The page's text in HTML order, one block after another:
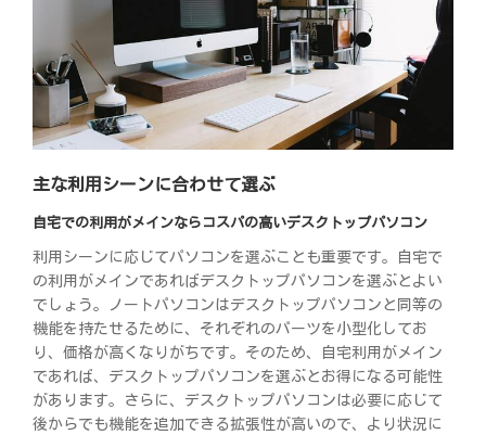
主な利用シーンに合わせて選ぶ
自宅での利用がメインならコスパの高いデスクトップパソコン
利用シーンに応じてパソコンを選ぶことも重要です。自宅で
の利用がメインであればデスクトップパソコンを選ぶとよい
でしょう。ノートパソコンはデスクトップパソコンと同等の
機能を持たせるために、それぞれのパーツを小型化してお
り、価格が高くなりがちです。そのため、自宅利用がメイン
であれば、デスクトップパソコンを選ぶとお得になる可能性
があります。さらに、デスクトップパソコンは必要に応じて
後からでも機能を追加できる拡張性が高いので、より状況に